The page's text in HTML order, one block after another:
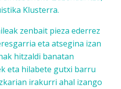
Klusterra.
zenbait pieza ederrez
eta atsegina izan
hitzaldi banatan
eta hilabete gutxi barru
irakurri ahal izango